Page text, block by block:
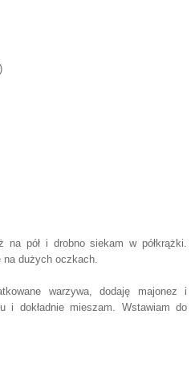
na pół i drobno siekam w półkrążki.
na dużych oczkach.
warzywa, dodaję majonez i
i dokładnie mieszam. Wstawiam do